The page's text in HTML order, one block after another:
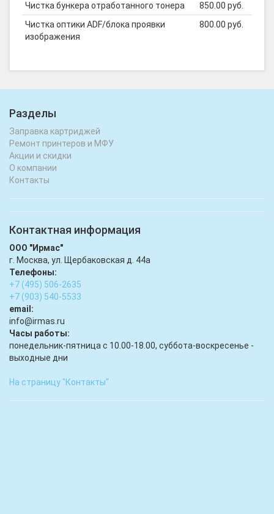
Чистка бункера отработанного тонера
850.00 руб.
Чистка оптики ADF/блока проявки
изображения
800.00 руб.
Разделы
Заправка картриджей
Ремонт принтеров и МФУ
Акции и скидки
О компании
Контакты
Контактная информация
ООО "Ирмас"
г. Москва, ул. Щербаковская д. 44а
Телефоны:
+7 (495) 506-2635
+7 (903) 540-5533
email:
infо@irmas.ru
Часы работы:
понедельник-пятница с 10.00-18.00, суббота-воскресенье -
выходные дни
На страницу "Контакты"